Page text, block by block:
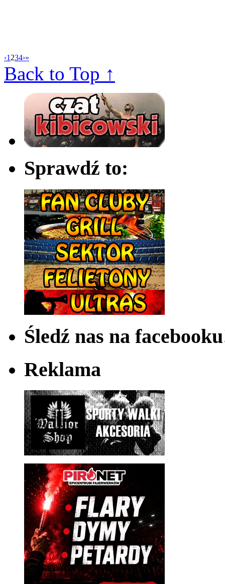
‹1 234›»
Back to Top ↑
Sprawdź to:
Śledź nas na
Reklama